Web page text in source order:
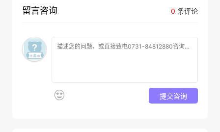
0 条评论
留言咨询
提交咨询